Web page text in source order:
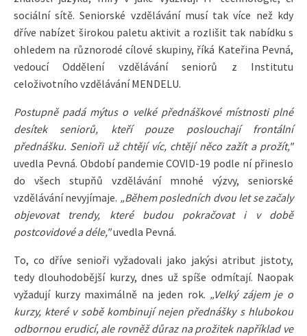
sociální sítě. Seniorské vzdělávání musí tak více než kdy
dříve nabízet širokou paletu aktivit a rozlišit tak nabídku s
ohledem na různorodé cílové skupiny, říká Kateřina Pevná,
vedoucí Oddělení vzdělávání seniorů z Institutu
celoživotního vzdělávání MENDELU.
Postupně padá mýtus o velké přednáškové místnosti plné
desítek seniorů, kteří pouze poslouchají frontální
přednášku. Senioři už chtějí víc, chtějí něco zažít a prožít,"
uvedla Pevná. Období pandemie COVID-19 podle ní přineslo
do všech stupňů vzdělávání mnohé výzvy, seniorské
vzdělávání nevyjímaje. „Během posledních dvou let se začaly
objevovat trendy, které budou pokračovat i v době
postcovidové a déle,"uvedla Pevná.
To, co dříve senioři vyžadovali jako jakýsi atribut jistoty,
tedy dlouhodobější kurzy, dnes už spíše odmítají. Naopak
vyžadují kurzy maximálně na jeden rok. „Velký zájem je o
kurzy, které v sobě kombinují nejen přednášky s hlubokou
odbornou erudicí, ale rovněž důraz na prožitek například ve